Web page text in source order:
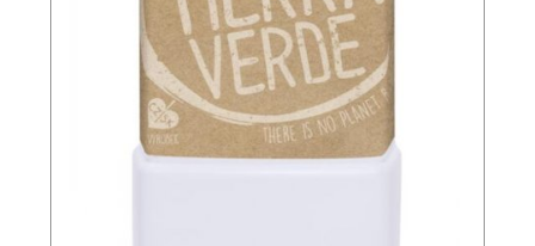
Výhody merino vlny
Merino vlna nabízívýjimečné termoregulační
– když je chladno, zachová teplo, když je
teplo, pomáhá odvádět přebytečné teplo a zajišťuje
komfort i v horku. Díky antibakteriálním vlastnostem